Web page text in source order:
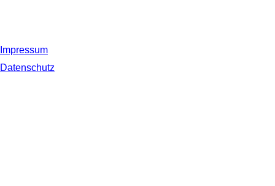
Impressum
Datenschutz